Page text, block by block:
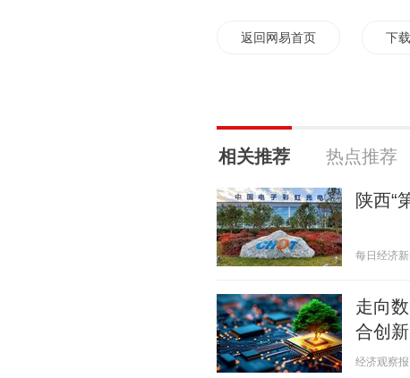
返回网易首页 下
相关推荐 热点推荐
陕西“
每日经济
走向
合创新
经济观察